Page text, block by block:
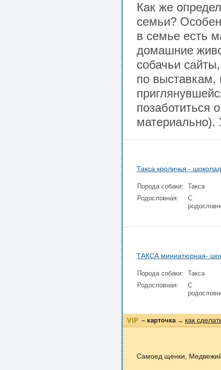
Как же
семьи?
в семье есть
домашние
собачьи
по выставкам,
позаботиться
материально).
Такса кроличья -
Порода собаки:
Такса
Родословная:
С
ТАКСА миниатюрная-
Порода собаки:
Такса
Родословная:
С
– карточка → как
Самоед щенки,